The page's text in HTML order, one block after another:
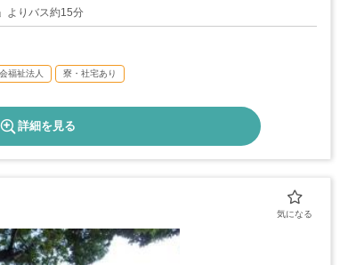
よりバス約15分
福祉法人 寮・社宅あり
詳細を見る